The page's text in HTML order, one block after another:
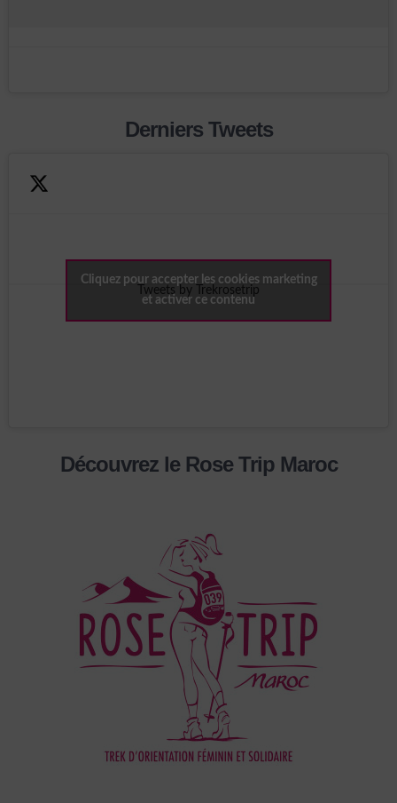
Derniers Tweets
Tweets by Trekrosetrip
Cliquez pour accepter les cookies marketing
et activer ce contenu
Découvrez le Rose Trip Maroc